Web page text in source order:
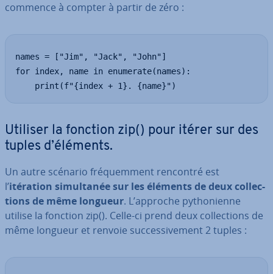
commence à compter à partir de zéro :
names = ["Jim", "Jack", "John"]
for index, name in enumerate(names):
    print(f"{index + 1}. {name}")
Utiliser la fonction zip() pour itérer sur des
tuples d’éléments.
Un autre scénario fré­quem­ment rencontré est
l’itération si­mul­ta­née sur les éléments de deux col­lec­
tions de même longueur. L’approche py­tho­nienne
utilise la fonction zip(). Celle-ci prend deux col­lec­tions de
même longueur et renvoie suc­ces­si­ve­ment 2 tuples :